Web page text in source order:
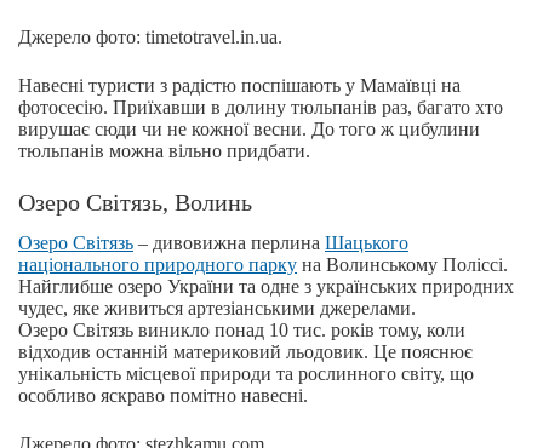
Джерело фото: timetotravel.in.ua.
Навесні туристи з радістю поспішають у Мамаївці на
фотосесію. Приїхавши в долину тюльпанів раз, багато хто
вирушає сюди чи не кожної весни. До того ж цибулини
тюльпанів можна вільно придбати.
Озеро Світязь, Волинь
Озеро Світязь – дивовижна перлина Шацького
національного природного парку на Волинському Поліссі.
Найглибше озеро України та одне з українських природних
чудес, яке живиться артезіанськими джерелами.
Озеро Світязь виникло понад 10 тис. років тому, коли
відходив останній материковий льодовик. Це пояснює
унікальність місцевої природи та рослинного світу, що
особливо яскраво помітно навесні.
Джерело фото: stezhkamu.com.